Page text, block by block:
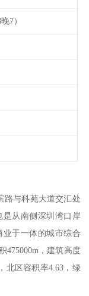
7）
路与科苑大道交汇处
是从南侧深圳湾口岸
于一体的城市综合
475000m，建筑高度
北区容积率4.63，绿